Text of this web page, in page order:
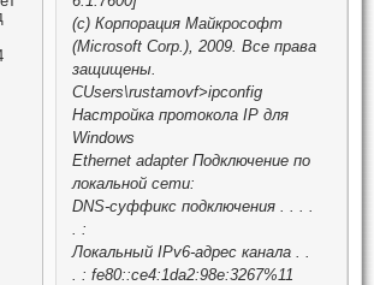
(c) Корпорация Майкрософт
(Microsoft Corp.), 2009. Все права
защищены.
CUsers\rustamovf>ipconfig
Настройка протокола IP для
Windows
Ethernet adapter Подключение по
локальной сети:
DNS-суффикс подключения . . . .
. :
Локальный IPv6-адрес канала . .
. : fe80::ce4:1da2:98e:3267%11